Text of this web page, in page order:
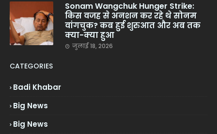
Sonam Wangchuk Hunger Strike:
किस वजह से अनशन कर रहे थे सोनम
वांगचुक? कब हुई शुरुआत और अब तक
क्या-क्या हुआ
जुलाई 18, 2026
CATEGORIES
Badi Khabar
Big News
Big News